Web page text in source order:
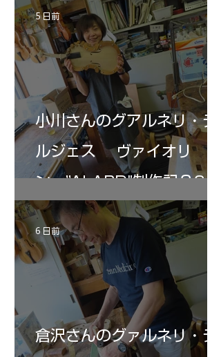
が消えた。にかわで再度閉じる。消えた――
の小川さんの笑顔が満開となる・・。いよい
よ来週からニス塗りか？
小川さんのグアルネリ・デ
ルジェス ヴァイオリ
ン ”ALARD"制作記３6
5 日前
倉沢さんのグァルネリ・デ
6 日前